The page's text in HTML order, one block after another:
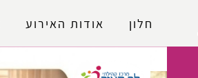
חלון אודות האירוע